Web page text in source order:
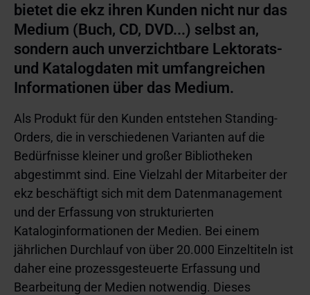
bietet die ekz ihren Kunden nicht nur das
Medium (Buch, CD, DVD...) selbst an,
sondern auch unverzichtbare Lektorats-
und Katalogdaten mit umfangreichen
Informationen über das Medium.
Als Produkt für den Kunden entstehen Standing-
Orders, die in verschiedenen Varianten auf die
Bedürfnisse kleiner und großer Bibliotheken
abgestimmt sind. Eine Vielzahl der Mitarbeiter der
ekz beschäftigt sich mit dem Datenmanagement
und der Erfassung von strukturierten
Kataloginformationen der Medien. Bei einem
jährlichen Durchlauf von über 20.000 Einzeltiteln ist
daher eine prozessgesteuerte Erfassung und
Bearbeitung der Medien notwendig. Dieses